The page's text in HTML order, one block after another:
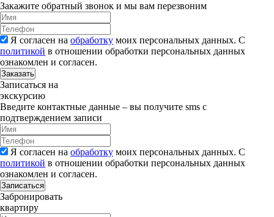
Закажите обратный звонок и мы вам перезвоним
Я согласен на обработку моих персональных данных. С
политикой в отношении обработки персональных данных
ознакомлен и согласен.
Заказать
Записаться на
экскурсию
Введите контактные данные – вы получите sms с
подтверждением записи
Я согласен на обработку моих персональных данных. С
политикой в отношении обработки персональных данных
ознакомлен и согласен.
Записаться
Забронировать
квартиру